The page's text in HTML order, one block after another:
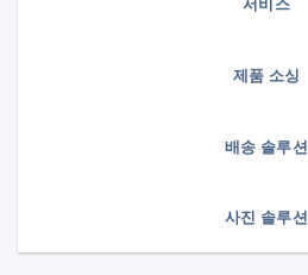
서비스
제품 소싱
배송 솔루션
사진 솔루션